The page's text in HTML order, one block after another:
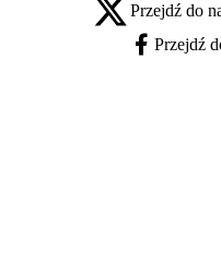
X - otwiera się w nowej
Przejdź do
Facebook -
Przejdź